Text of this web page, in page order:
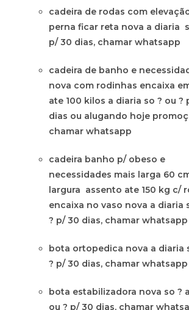
cadeira de rodas com
perna ficar reta nova a diaria
p/ 30 dias, chamar whatsapp
cadeira de banho e
nova com rodinhas encaixa
ate 100 kilos a diaria so ? ou ?
dias ou alugando hoje
chamar whatsapp
cadeira banho p/ obeso e
necessidades mais larga 60
largura assento ate 150 kg c/
encaixa no vaso nova a diaria
? p/ 30 dias, chamar whatsapp
bota ortopedica nova a diaria
? p/ 30 dias, chamar whatsapp
bota estabilizadora nova so ?
ou ? p/ 30 dias, chamar